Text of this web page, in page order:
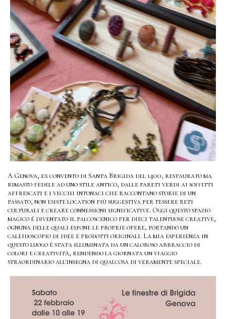
A Genova, ex convento di Santa Brigida del 1400, restaurato ma
rimasto fedele ad uno stile antico, dalle pareti verdi ai soffitti
affrescati e i vecchi intonaci che raccontano storie di un
passato, non esiste location più suggestiva per tessere reti
culturali e creare connessioni significative. Oggi questo spazio
magico è diventato il palcoscenico per dieci talentuose creative,
ognuna delle quali espone le proprie opere, portando un
caleidoscopio di idee e prodotti originali. La mia esperienza in
questo luogo è stata illuminata da un caloroso abbraccio di
colori e creatività, rendendo la giornata un viaggio
straordinario all'insegna di qualcosa di veramente speciale.